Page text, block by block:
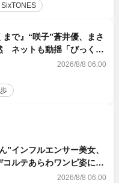
SixTONES
で』“咲子”蒼井優、まさ
ネットも動揺「びっくり
」（ネタバレあり）
2026/8/8 06:00
”インフルエンサー美女、
ルテあらわワンピ姿に反
2026/8/8 06:00